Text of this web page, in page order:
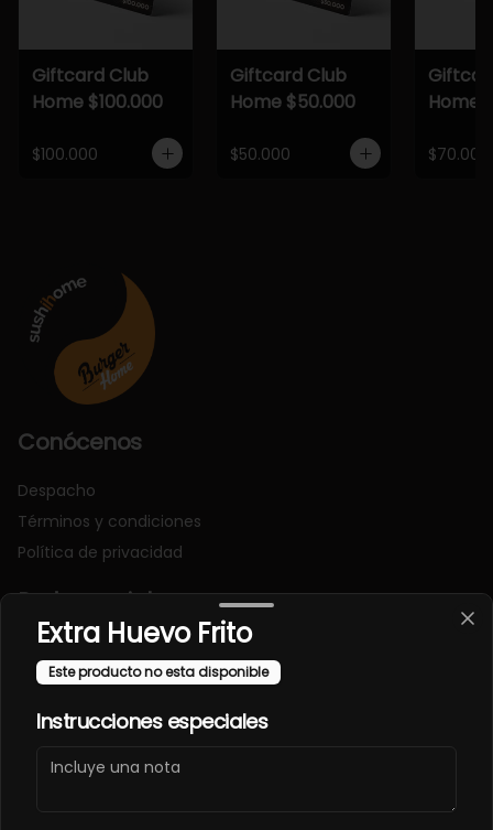
Giftcard Club
Home $100.000
$100.000
Giftcard Club
Home $50.000
$50.000
Home
$70.000
Conócenos
Despacho
Términos y condiciones
Política de privacidad
Redes sociales
Instagram
Facebook
Mi cuenta
Extra Huevo Frito
Este producto no esta disponible
Instrucciones especiales